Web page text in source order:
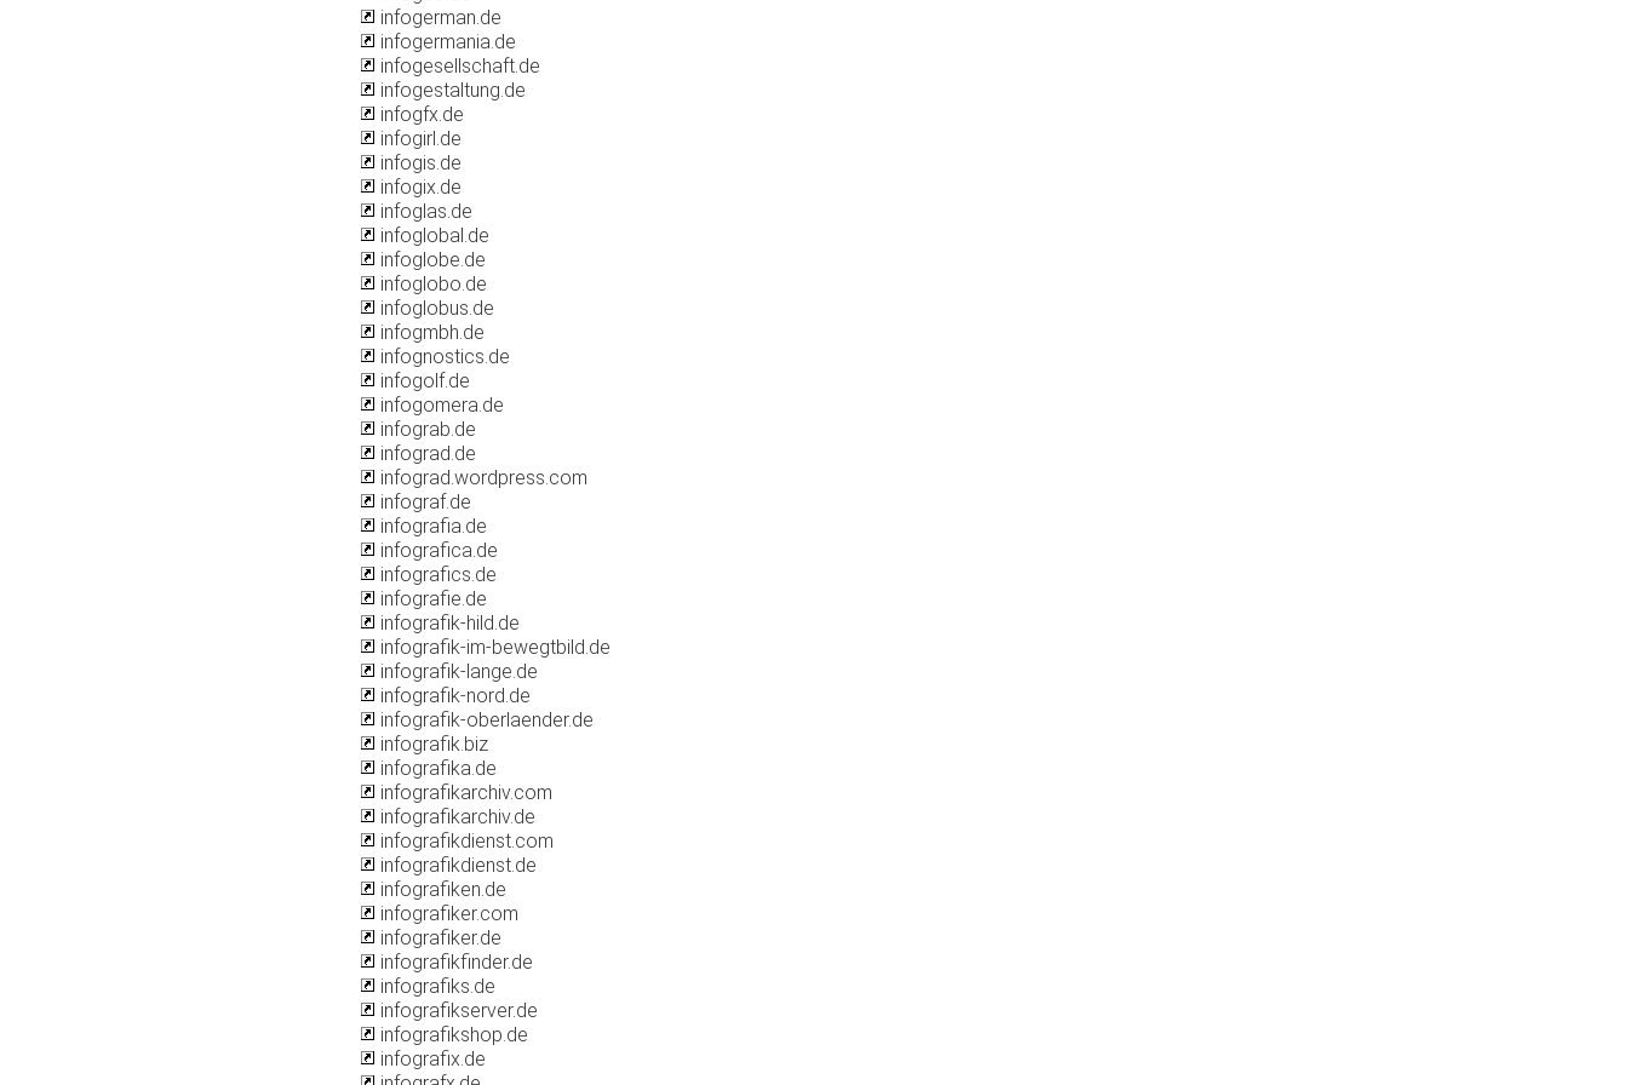
infogerman.de
infogermania.de
infogesellschaft.de
infogestaltung.de
infogfx.de
infogirl.de
infogis.de
infogix.de
infoglas.de
infoglobal.de
infoglobe.de
infoglobo.de
infoglobus.de
infogmbh.de
infognostics.de
infogolf.de
infogomera.de
infograb.de
infograd.de
infograd.wordpress.com
infograf.de
infografia.de
infografica.de
infografics.de
infografie.de
infografik-hild.de
infografik-im-bewegtbild.de
infografik-lange.de
infografik-nord.de
infografik-oberlaender.de
infografik.biz
infografika.de
infografikarchiv.com
infografikarchiv.de
infografikdienst.com
infografikdienst.de
infografiken.de
infografiker.com
infografiker.de
infografikfinder.de
infografiks.de
infografikserver.de
infografikshop.de
infografix.de